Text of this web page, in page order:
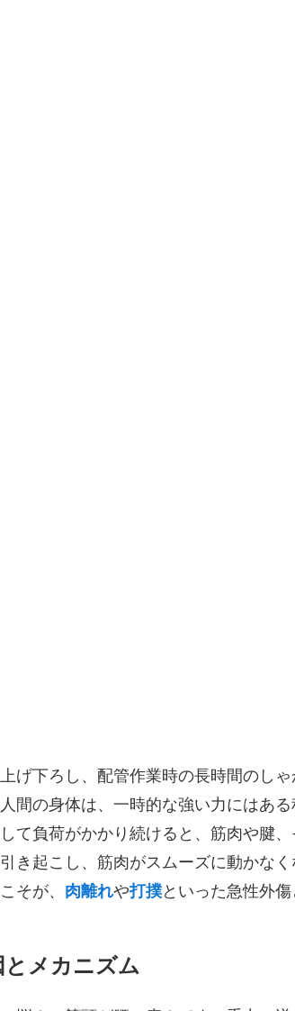
げ下ろし、配管作業時の長時間のしゃ
間の身体は、一時的な強い力にはある
て負荷がかかり続けると、筋肉や腱、
き起こし、筋肉がスムーズに動かなく
そが、 肉離れや打撲といった急性外傷
メカニズム